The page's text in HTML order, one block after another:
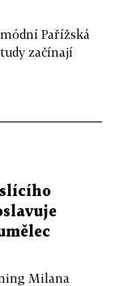
Pařížská
začínají
Milana